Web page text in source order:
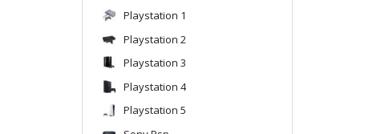
Playstation 1
Playstation 2
Playstation 3
Playstation 4
Playstation 5